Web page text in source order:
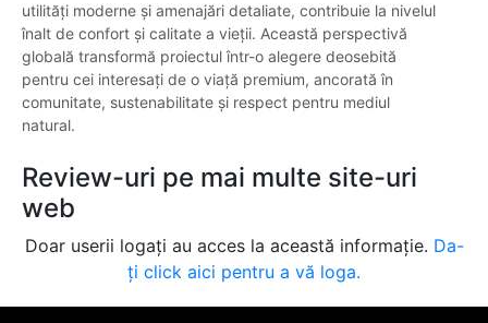
utilități moderne și amenajări detaliate, contribuie la nivelul
înalt de confort și calitate a vieții. Această perspectivă
globală transformă proiectul într-o alegere deosebită
pentru cei interesați de o viață premium, ancorată în
comunitate, sustenabilitate și respect pentru mediul
natural.
Review-uri pe mai multe site-uri
web
Doar userii logați au acces la această informație. Da-
ți click aici pentru a vă loga.